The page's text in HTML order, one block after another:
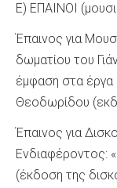
Ε) ΕΠΑΙΝΟΙ
Έπαινος για
δωματίου του
έμφαση στα έργα
Θεοδωρίδου
Έπαινος για
Ενδιαφέροντος:
(έκδοση της